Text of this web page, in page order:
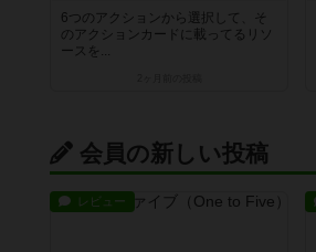
6つのアクションから選択して、そ
のアクションカードに載ってるリソ
ースを...
会員の新しい投稿
レビュー